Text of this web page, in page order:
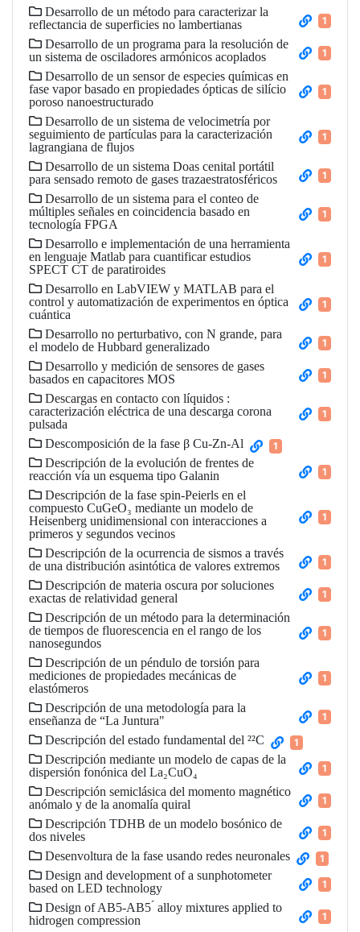
Desarrollo de un método para caracterizar la
reflectancia de superficies no lambertianas
1
Desarrollo de un programa para la resolución de
un sistema de osciladores armónicos acoplados
1
Desarrollo de un sensor de especies químicas en
fase vapor basado en propiedades ópticas de silício
poroso nanoestructurado
1
Desarrollo de un sistema de velocimetría por
seguimiento de partículas para la caracterización
lagrangiana de flujos
1
Desarrollo de un sistema Doas cenital portátil
para sensado remoto de gases trazaestratosféricos
1
Desarrollo de un sistema para el conteo de
múltiples señales en coincidencia basado en
tecnología FPGA
1
Desarrollo e implementación de una herramienta
en lenguaje Matlab para cuantificar estudios
SPECT CT de paratiroides
1
Desarrollo en LabVIEW y MATLAB para el
control y automatización de experimentos en óptica
cuántica
1
Desarrollo no perturbativo, con N grande, para
el modelo de Hubbard generalizado
1
Desarrollo y medición de sensores de gases
basados en capacitores MOS
1
Descargas en contacto con líquidos :
caracterización eléctrica de una descarga corona
pulsada
1
Descomposición de la fase β Cu-Zn-Al 1
Descripción de la evolución de frentes de
reacción vía un esquema tipo Galanin
1
Descripción de la fase spin-Peierls en el
compuesto CuGeO₃ mediante un modelo de
Heisenberg unidimensional con interacciones a
primeros y segundos vecinos
1
Descripción de la ocurrencia de sismos a través
de una distribución asintótica de valores extremos
1
Descripción de materia oscura por soluciones
exactas de relatividad general
1
Descripción de un método para la determinación
de tiempos de fluorescencia en el rango de los
nanosegundos
1
Descripción de un péndulo de torsión para
mediciones de propiedades mecánicas de
elastómeros
1
Descripción de una metodología para la
enseñanza de “La Juntura"
1
Descripción del estado fundamental del ²²C 1
Descripción mediante un modelo de capas de la
dispersión fonónica del La₂CuO₄
1
Descripción semiclásica del momento magnético
anómalo y de la anomalía quiral
1
Descripción TDHB de un modelo bosónico de
dos niveles
1
Desenvoltura de la fase usando redes neuronales 1
Design and development of a sunphotometer
based on LED technology
1
Design of AB5-AB5 ́ alloy mixtures applied to
hidrogen compression
1